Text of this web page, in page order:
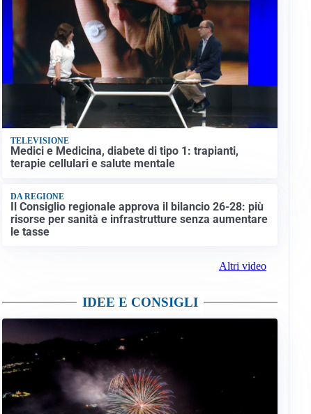
TELEVISIONE
Medici e Medicina, diabete di tipo 1: trapianti,
terapie cellulari e salute mentale
DA REGIONE
Il Consiglio regionale approva il bilancio 26-28: più
risorse per sanità e infrastrutture senza aumentare
le tasse
Altri video
IDEE E CONSIGLI